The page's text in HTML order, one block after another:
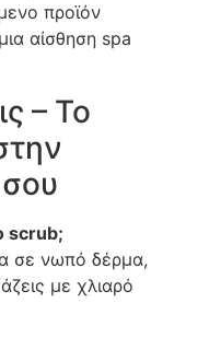
προϊόν
αίσθηση spa
– Το
scrub;
σε νωπό δέρμα,
με χλιαρό